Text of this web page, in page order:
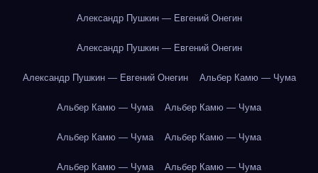
Александр Пушкин — Евгений Онегин
Александр Пушкин — Евгений Онегин
Александр Пушкин — Евгений Онегин Альбер Камю — Чума
Альбер Камю — Чума Альбер Камю — Чума
Альбер Камю — Чума Альбер Камю — Чума
Альбер Камю — Чума Альбер Камю — Чума